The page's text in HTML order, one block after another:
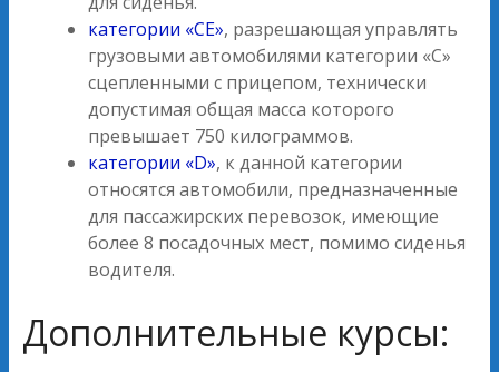
категории «СЕ», разрешающая управлять
грузовыми автомобилями категории «C»
сцепленными с прицепом, технически
допустимая общая масса которого
превышает 750 килограммов.
категории «D», к данной категории
относятся автомобили, предназначенные
для пассажирских перевозок, имеющие
более 8 посадочных мест, помимо сиденья
водителя.
Дополнительные курсы: